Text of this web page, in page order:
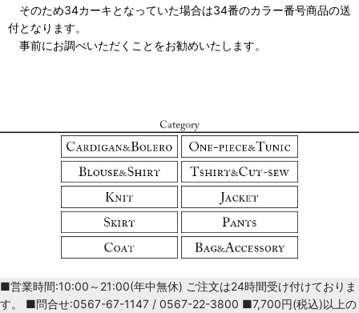
そのため34カーキとなっていた場合は34番のカラー番号商品の送
付となります。
事前にお調べいただくことをお勧めいたします。
■営業時間:10:00～21:00(年中無休) ご注文は24時間受け付けておりま
す。 ■問合せ:0567-67-1147 / 0567-22-3800 ■7,700円(税込)以上の